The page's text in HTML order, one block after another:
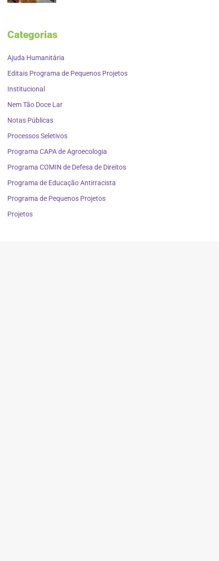
Categorias
Ajuda Humanitária
Editais Programa de Pequenos Projetos
Institucional
Nem Tão Doce Lar
Notas Públicas
Processos Seletivos
Programa CAPA de Agroecologia
Programa COMIN de Defesa de Direitos
Programa de Educação Antirracista
Programa de Pequenos Projetos
Projetos